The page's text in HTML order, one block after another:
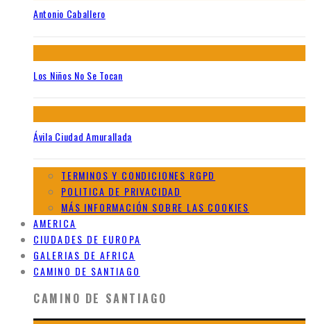
Antonio Caballero
Los Niños No Se Tocan
Ávila Ciudad Amurallada
TERMINOS Y CONDICIONES RGPD
POLITICA DE PRIVACIDAD
MÁS INFORMACIÓN SOBRE LAS COOKIES
AMERICA
CIUDADES DE EUROPA
GALERIAS DE AFRICA
CAMINO DE SANTIAGO
CAMINO DE SANTIAGO